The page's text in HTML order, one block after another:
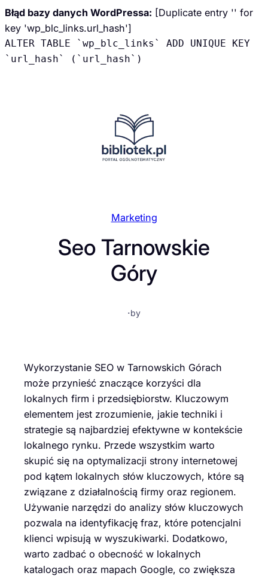
Błąd bazy danych WordPressa: [Duplicate entry '' for
key 'wp_blc_links.url_hash']
ALTER TABLE `wp_blc_links` ADD UNIQUE KEY
`url_hash` (`url_hash`)
Marketing
Seo Tarnowskie
Góry
·by
Wykorzystanie SEO w Tarnowskich Górach
może przynieść znaczące korzyści dla
lokalnych firm i przedsiębiorstw. Kluczowym
elementem jest zrozumienie, jakie techniki i
strategie są najbardziej efektywne w kontekście
lokalnego rynku. Przede wszystkim warto
skupić się na optymalizacji strony internetowej
pod kątem lokalnych słów kluczowych, które są
związane z działalnością firmy oraz regionem.
Używanie narzędzi do analizy słów kluczowych
pozwala na identyfikację fraz, które potencjalni
klienci wpisują w wyszukiwarki. Dodatkowo,
warto zadbać o obecność w lokalnych
katalogach oraz mapach Google, co zwiększa